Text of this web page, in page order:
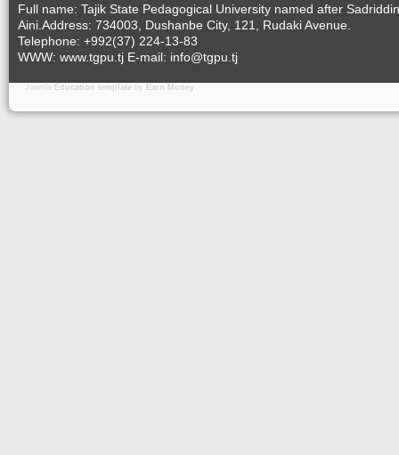
Full name: Tajik State Pedagogical University named after Sadriddin
Aini.Address: 734003, Dushanbe City, 121, Rudaki Avenue.
Telephone: +992(37) 224-13-83
WWW: www.tgpu.tj E-mail: info@tgpu.tj
Joomla Education template by Earn Money.